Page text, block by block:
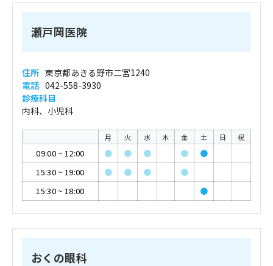
瀬戸岡医院
住所 東京都あきる野市二宮1240
電話 042-558-3930
診療科目
内科、小児科
月 火 水 木 金 土 日 祝
09:00~ 12:00 ● ● ● ●
●
15:30~ 19:00 ● ● ●
●
15:30~ 18:00 ●
おくの眼科